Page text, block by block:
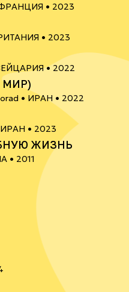
• 2023
• 2023
• 2022
• ИРАН • 2022
ИРАН • 2023
ЖИЗНЬ
• 2011